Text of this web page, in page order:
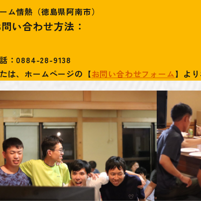
ム情熱（徳島県阿南市）
い合わせ方法：
：0884-28-9138
は、ホームページの【お問い合わせフォーム】よ